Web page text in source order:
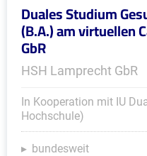
Duales Studium
(B.A.) am virtuellen
GbR
HSH Lamprecht GbR
In Kooperation mit IU
Hochschule)
bundesweit